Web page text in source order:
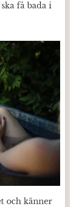
få bada i
och känner